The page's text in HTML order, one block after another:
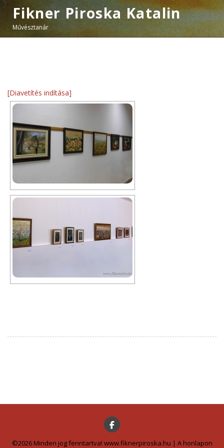
Fikner Piroska Katalin
Művésztanár
[Diavetítés indítása]
©2026 Minden jog fenntartva! www.fiknerpiroska.hu | A honlapon